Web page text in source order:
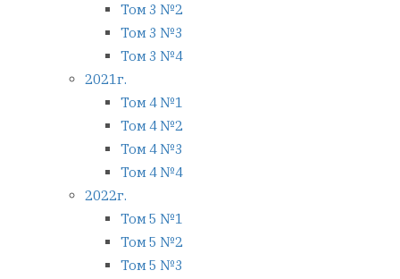
Том 3 №2
Том 3 №3
Том 3 №4
2021г.
Том 4 №1
Том 4 №2
Том 4 №3
Том 4 №4
2022г.
Том 5 №1
Том 5 №2
Том 5 №3